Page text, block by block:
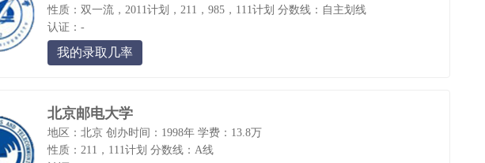
性质：双一流，2011计划，211，985，111计划 分数线：自主划线
认证：-
我的录取几率
北京邮电大学
地区：北京 创办时间：1998年 学费：13.8万
性质：211，111计划 分数线：A线